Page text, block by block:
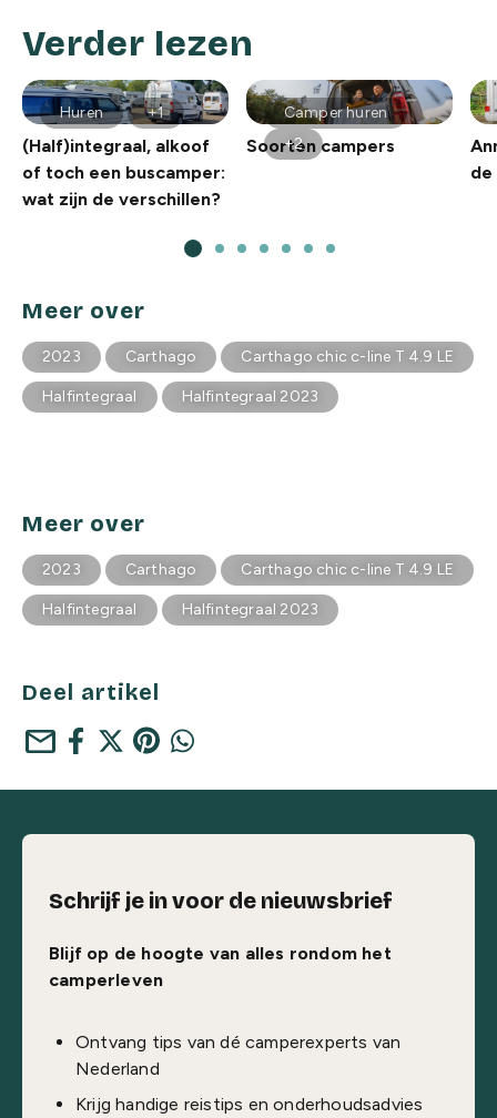
Verder lezen
Huren +1
(Half)integraal, alkoof
of toch een buscamper:
wat zijn de verschillen?
Camper huren
+2
Soorten campers
de
Meer over
2023 Carthago Carthago chic c-line T 4.9 LE
Halfintegraal Halfintegraal 2023
Meer over
2023 Carthago Carthago chic c-line T 4.9 LE
Halfintegraal Halfintegraal 2023
Deel artikel
mail
Schrijf je in voor de nieuwsbrief
Blijf op de hoogte van alles rondom het
camperleven
Ontvang tips van dé camperexperts van
Nederland
Krijg handige reistips en onderhoudsadvies